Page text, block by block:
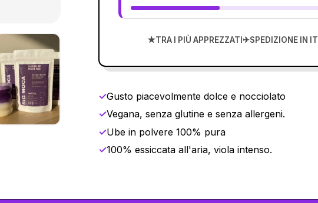
★TRA I PIÙ APPREZZATI ✈SPEDIZIONE IN IT
✓Gusto piacevolmente dolce e nocciolato
✓Vegana, senza glutine e senza allergeni.
✓Ube in polvere 100% pura
✓100% essiccata all'aria, viola intenso.